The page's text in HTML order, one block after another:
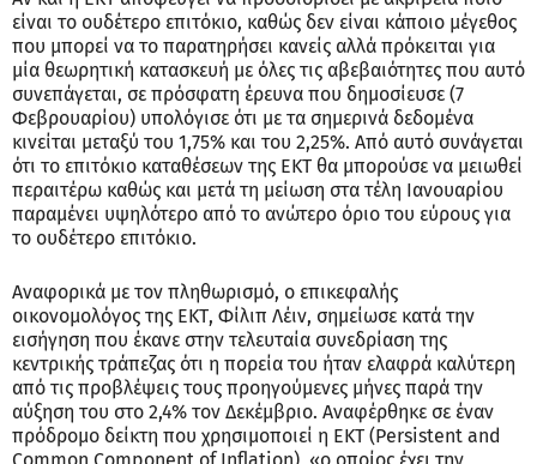
είναι το ουδέτερο επιτόκιο, καθώς δεν είναι κάποιο μέγεθος
που μπορεί να το παρατηρήσει κανείς αλλά πρόκειται για
μία θεωρητική κατασκευή με όλες τις αβεβαιότητες που αυτό
συνεπάγεται, σε πρόσφατη έρευνα που δημοσίευσε (7
Φεβρουαρίου) υπολόγισε ότι με τα σημερινά δεδομένα
κινείται μεταξύ του 1,75% και του 2,25%. Από αυτό συνάγεται
ότι το επιτόκιο καταθέσεων της ΕΚΤ θα μπορούσε να μειωθεί
περαιτέρω καθώς και μετά τη μείωση στα τέλη Ιανουαρίου
παραμένει υψηλότερο από το ανώτερο όριο του εύρους για
το ουδέτερο επιτόκιο.
Αναφορικά με τον πληθωρισμό, ο επικεφαλής
οικονομολόγος της ΕΚΤ, Φίλιπ Λέιν, σημείωσε κατά την
εισήγηση που έκανε στην τελευταία συνεδρίαση της
κεντρικής τράπεζας ότι η πορεία του ήταν ελαφρά καλύτερη
από τις προβλέψεις τους προηγούμενες μήνες παρά την
αύξηση του στο 2,4% τον Δεκέμβριο. Αναφέρθηκε σε έναν
πρόδρομο δείκτη που χρησιμοποιεί η ΕΚΤ (Persistent and